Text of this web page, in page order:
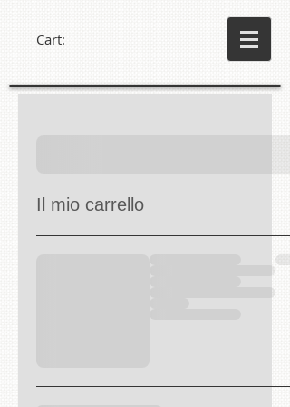
Cart:
Il mio carrello